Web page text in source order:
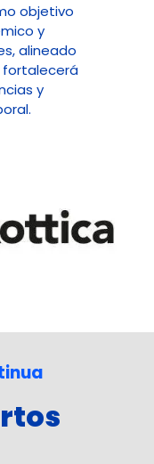
objetivo
y
alineado
fortalecerá
y